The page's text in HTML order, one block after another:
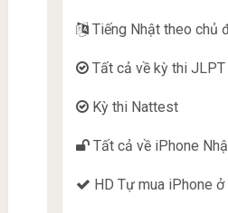
Tiếng Nhật theo chủ
Tất cả về kỳ thi JLPT
Kỳ thi Nattest
Tất cả về iPhone
HD Tự mua iPhone ở